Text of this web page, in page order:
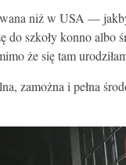
niż w USA —
do szkoły konno
że się tam
zamożna i pełna